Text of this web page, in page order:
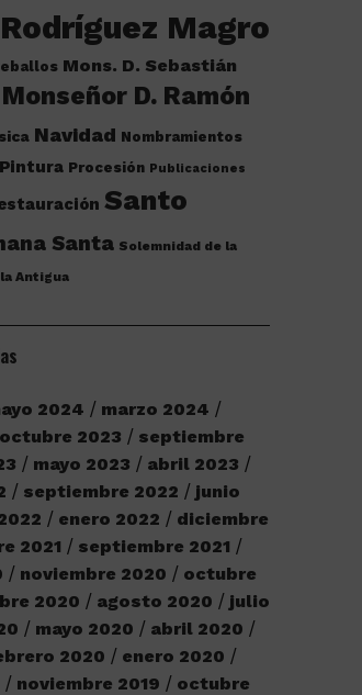
Magro
Mons. D. Sebastián
Monseñor D. Ramón
Navidad Nombramientos
Pintura Procesión Publicaciones
Santo
Santa Solemnidad de la
Antigua
2024
marzo 2024
octubre 2023
septiembre
mayo 2023
abril 2023
septiembre 2022
junio
enero 2022
diciembre
2021
septiembre 2021
noviembre 2020
octubre
2020 agosto 2020
julio
mayo 2020
abril 2020
2020
enero 2020
noviembre 2019
octubre